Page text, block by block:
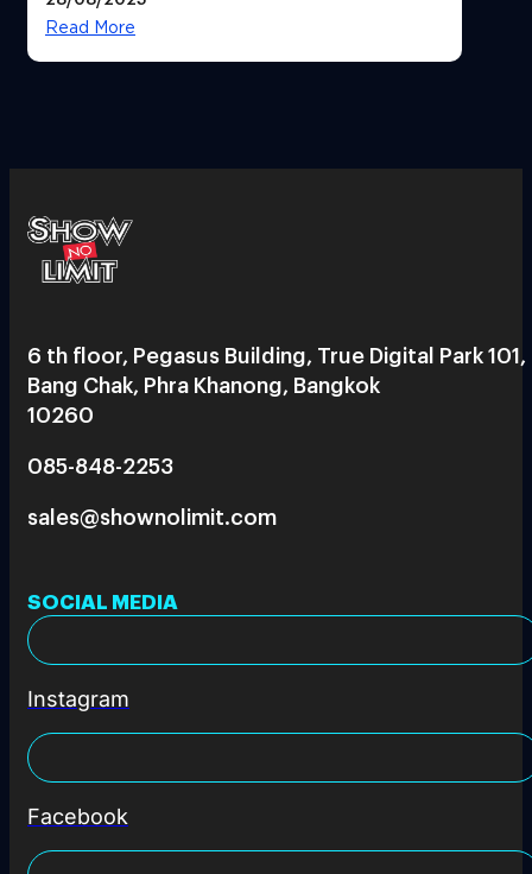
Read More
6 th floor, Pegasus Building, True Digital Park 101,
Bang Chak, Phra Khanong, Bangkok
10260
085-848-2253
sales@shownolimit.com
SOCIAL MEDIA
Instagram
Facebook